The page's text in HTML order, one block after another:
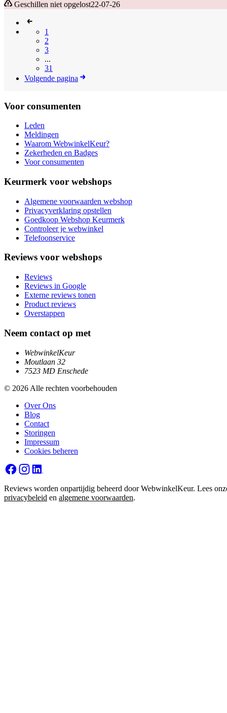
Geschillen niet opgelost22-07-26
1
2
3
...
31
Volgende pagina
Voor consumenten
Leden
Meldingen
Waarom WebwinkelKeur?
Zekerheden en Badges
Voor consumenten
Keurmerk voor webshops
Algemene voorwaarden webshop
Privacyverklaring opstellen
Goedkoop Webshop Keurmerk
Controleer je webwinkel
Telefoonservice
Reviews voor webshops
Reviews
Reviews in Google
Externe reviews tonen
Product reviews
Overstappen
Neem contact op met
WebwinkelKeur
Moutlaan 32
7523 MD Enschede
© 2026 Alle rechten voorbehouden
Over Ons
Blog
Contact
Storingen
Impressum
Cookies beheren
Reviews worden onpartijdig beheerd door WebwinkelKeur. Lees
privacybeleid en algemene voorwaarden.